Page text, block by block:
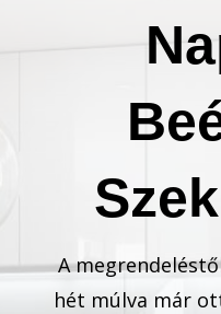
A
hét múlva már